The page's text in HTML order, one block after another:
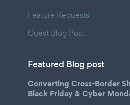
Feature Requests
Guest Blog Post
Featured Blog post
Converting Cross-Border
Black Friday & Cyber